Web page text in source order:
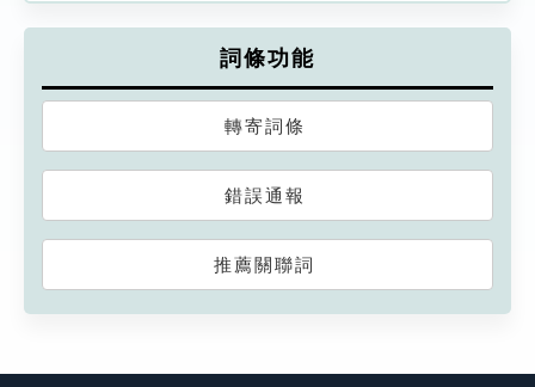
詞條功能
轉寄詞條
錯誤通報
推薦關聯詞